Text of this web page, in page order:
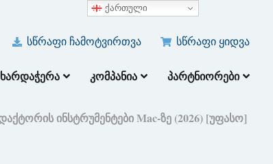
სწრაფი ჩამოტვირთვა სწრაფი ყიდვა
ᲙᲝᲛᲞᲐᲜᲘᲐ ᲞᲐᲠᲢᲜᲘᲝᲠᲔᲑᲘ
ინსტრუმენტები Mac-ზე (2026) [უფასო]
ქართული